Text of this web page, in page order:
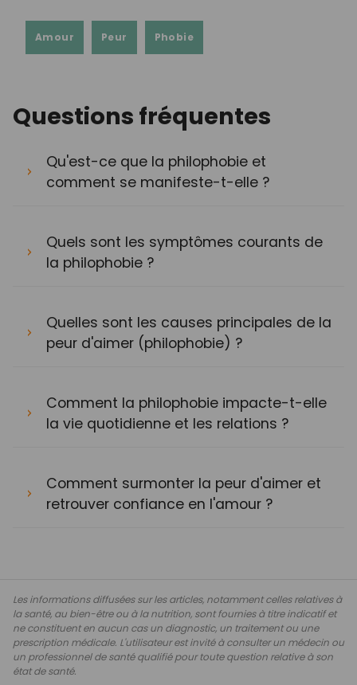
Amour Peur Phobie
Questions fréquentes
Qu'est-ce que la philophobie et
comment se manifeste-t-elle ?
Quels sont les symptômes courants de
la philophobie ?
Quelles sont les causes principales de la
peur d'aimer (philophobie) ?
Comment la philophobie impacte-t-elle
la vie quotidienne et les relations ?
Comment surmonter la peur d'aimer et
retrouver confiance en l'amour ?
Les informations diffusées sur les articles, notamment celles relatives à
la santé, au bien-être ou à la nutrition, sont fournies à titre indicatif et
ne constituent en aucun cas un diagnostic, un traitement ou une
prescription médicale. L'utilisateur est invité à consulter un médecin ou
un professionnel de santé qualifié pour toute question relative à son
état de santé.